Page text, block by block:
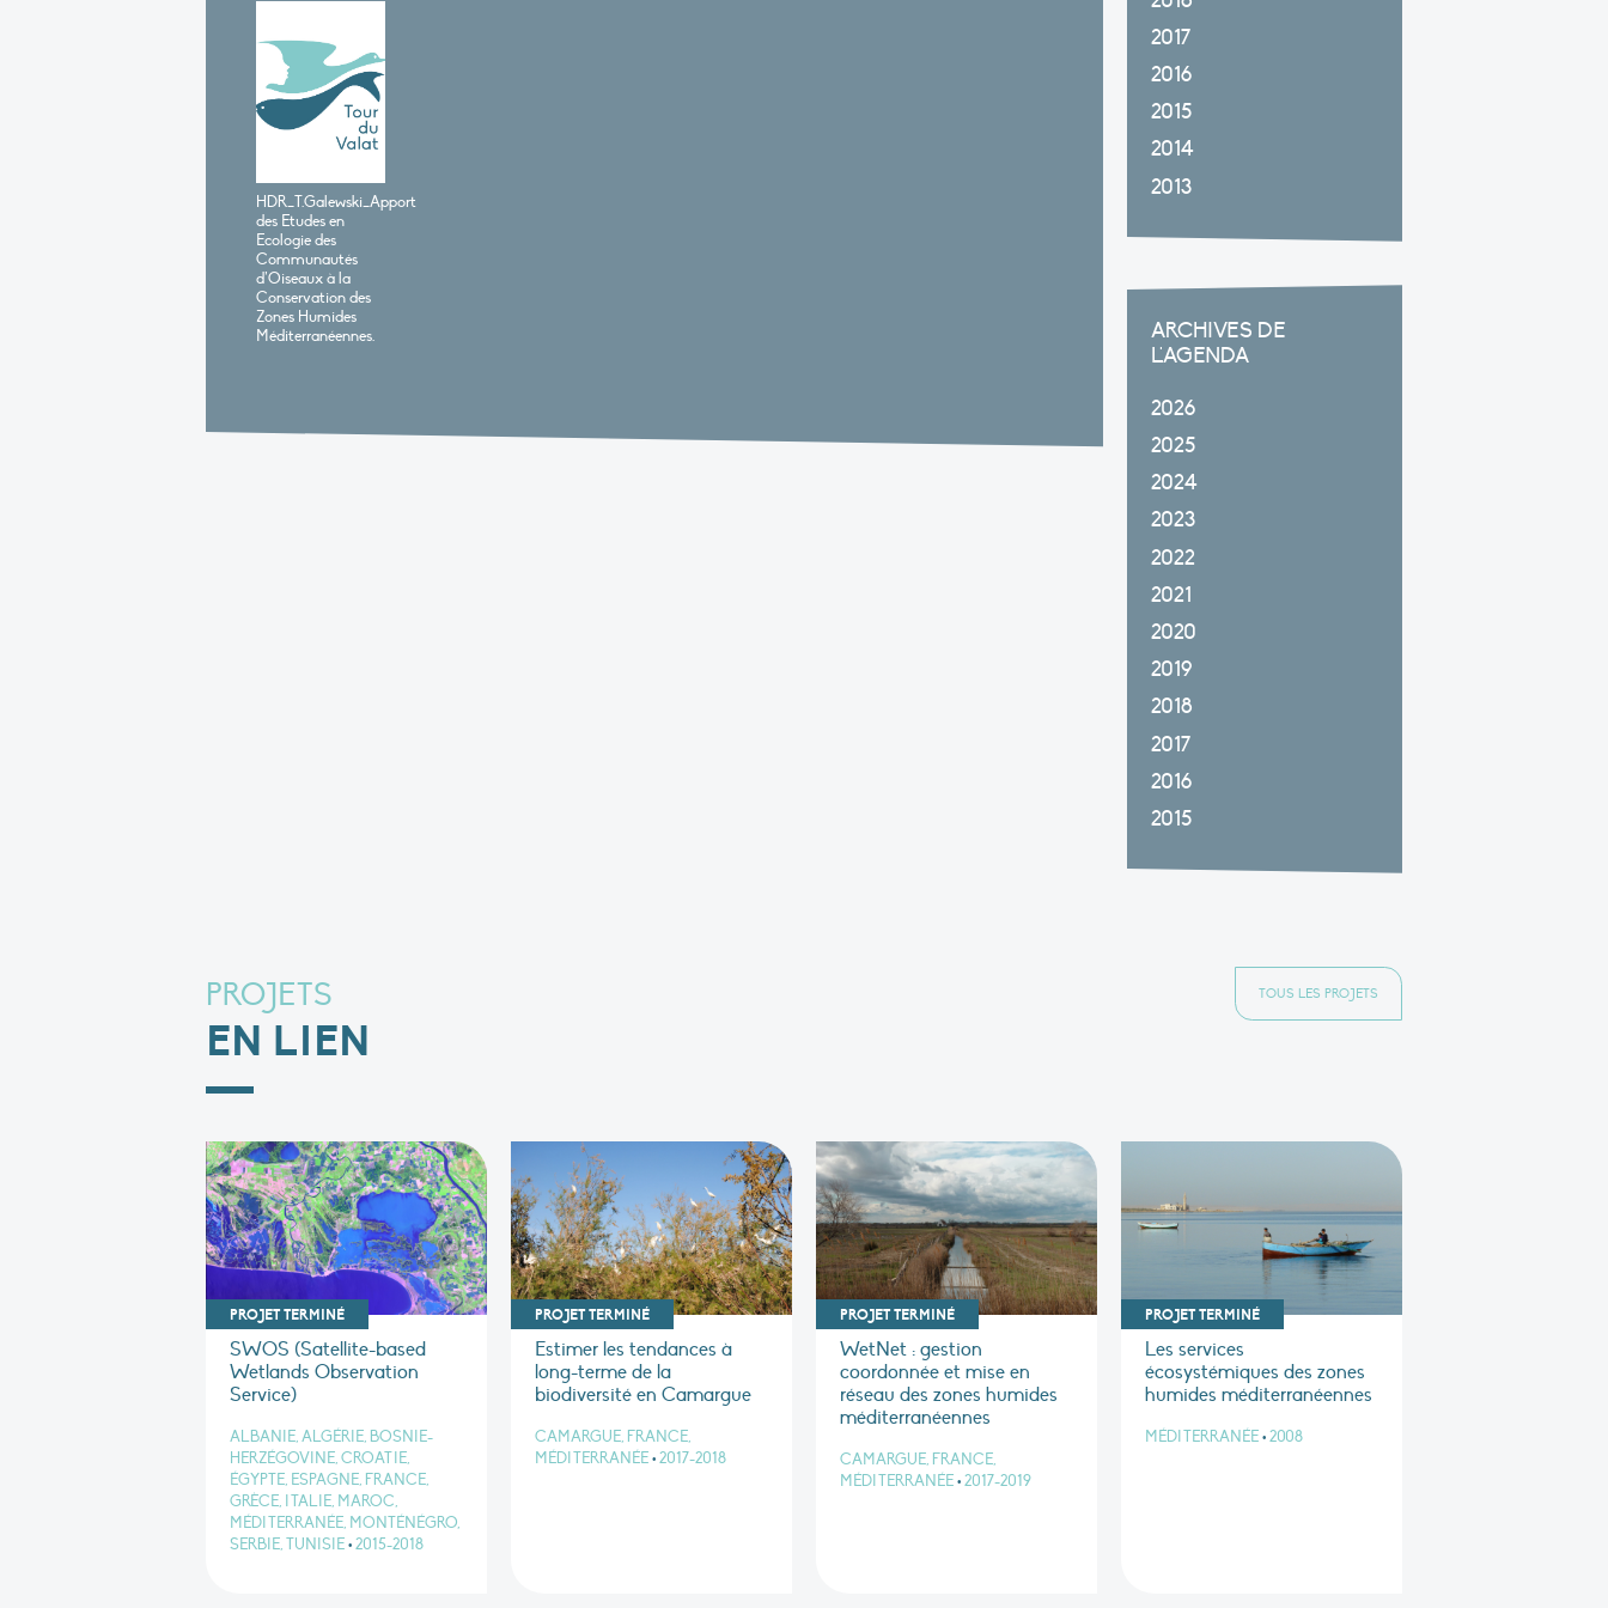
HDR_T.Galewski_Apport
des Etudes en
Ecologie des
Communautés
d’Oiseaux à la
Conservation des
Zones Humides
Méditerranéennes.
2017
2016
2015
2014
2013
ARCHIVES DE
L'AGENDA
2026
2025
2024
2023
2022
2021
2020
2019
2018
2017
2016
2015
PROJETS
EN LIEN
TOUS LES PROJETS
PROJET TERMINÉ
SWOS (Satellite-based
Wetlands Observation
Service)
ALBANIE, ALGÉRIE, BOSNIE-
HERZÉGOVINE, CROATIE,
ÉGYPTE, ESPAGNE, FRANCE,
GRÈCE, ITALIE, MAROC,
MÉDITERRANÉE, MONTÉNÉGRO,
SERBIE, TUNISIE•2015-2018
PROJET TERMINÉ
Estimer les tendances à
long-terme de la
biodiversité en Camargue
CAMARGUE, FRANCE,
MÉDITERRANÉE•2017-2018
PROJET TERMINÉ
WetNet : gestion
coordonnée et mise en
réseau des zones humides
méditerranéennes
CAMARGUE, FRANCE,
MÉDITERRANÉE•2017-2019
PROJET TERMINÉ
Les services
écosystémiques des zones
humides méditerranéennes
MÉDITERRANÉE•2008